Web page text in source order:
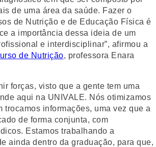
de uma área da saúde. Fazer o
de Nutrição e de Educação Física é
a importância dessa ideia de um
e interdisciplinar”, afirmou a
de Nutrição, professora Enara
forças, visto que a gente tem uma
aqui na UNIVALE. Nós otimizamos
trocamos informações, uma vez que a
de forma conjunta, com
Estamos trabalhando a
ainda dentro da graduação, para que,